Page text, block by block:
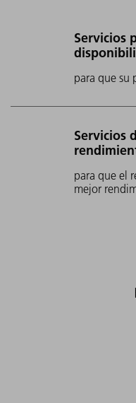
Servicios
para que su
Servicios
para que el
mejor